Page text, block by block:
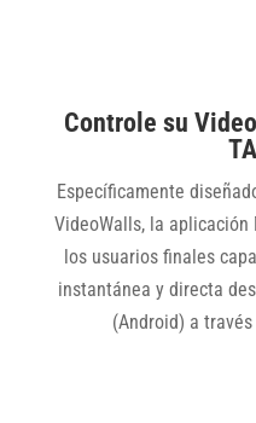
Controle su
Específicamente
VideoWalls, la aplicación
los usuarios finales
instantánea y directa
(Android) a